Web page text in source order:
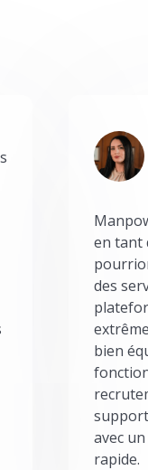
en tant
des
bien
avec
rapide.